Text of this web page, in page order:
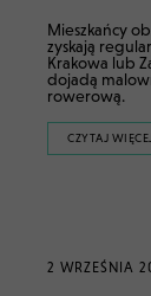
Mieszkańcy
zyskają
Krakowa lub
dojadą
rowerową.
CZYTAJ
2 WRZEŚNIA